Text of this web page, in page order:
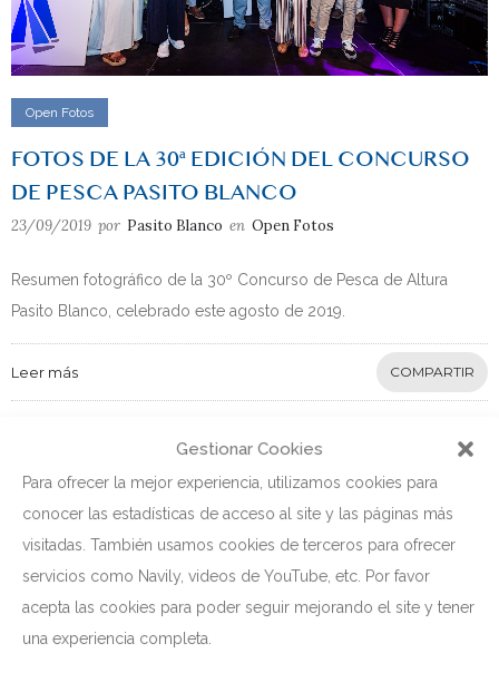
Gestionar Cookies
Para ofrecer la mejor experiencia, utilizamos cookies para
conocer las estadísticas de acceso al site y las páginas más
visitadas. También usamos cookies de terceros para ofrecer
servicios como Navily, videos de YouTube, etc. Por favor
acepta las cookies para poder seguir mejorando el site y tener
una experiencia completa.
Open Fotos
FOTOS DE LA 30ª EDICIÓN DEL CONCURSO
DE PESCA PASITO BLANCO
23/09/2019 por Pasito Blanco en Open Fotos
Resumen fotográfico de la 30º Concurso de Pesca de Altura
Pasito Blanco, celebrado este agosto de 2019.
Leer más COMPARTIR